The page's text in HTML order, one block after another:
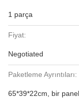
1 parça
Fiyat:
Negotiated
Paketleme Ayrıntıları:
65*39*22cm, bir